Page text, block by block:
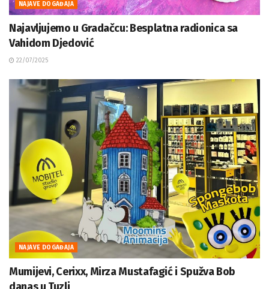
NAJAVE DOGAĐAJA
Najavljujemo u Gradačcu: Besplatna radionica sa
Vahidom Djedović
22/07/2025
NAJAVE DOGAĐAJA
Mumijevi, Cerixx, Mirza Mustafagić i Spužva Bob